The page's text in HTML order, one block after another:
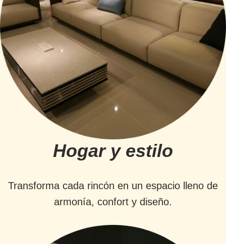
Hogar y estilo
Transforma cada rincón en un espacio lleno de
armonía, confort y diseño.